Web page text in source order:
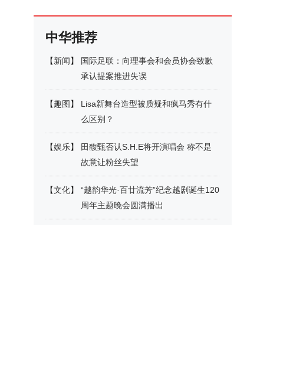
中华推荐
【新闻】
国际足联：向理事会和会员协会致歉
承认提案推进失误
【趣图 】
Lisa新舞台造型被质疑和疯马秀有什
么区别？
【娱乐】
田馥甄否认S.H.E将开演唱会 称不是
故意让粉丝失望
【文化】
“越韵华光·百廿流芳”纪念越剧诞生120
周年主题晚会圆满播出